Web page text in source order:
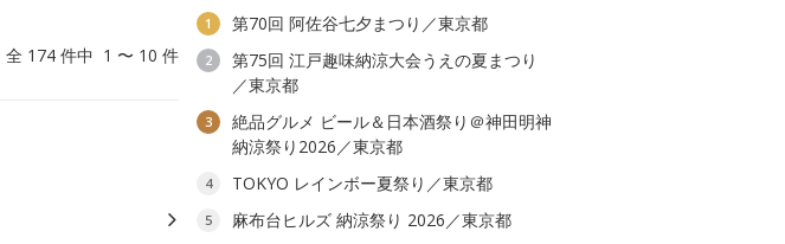
全 174 件中 1 〜 10 件
1 第70回 阿佐谷七夕まつり／東京都
2
第75回 江戸趣味納涼大会うえの夏まつり
／東京都
3
絶品グルメ ビール＆日本酒祭り＠神田明神
納涼祭り2026／東京都
4 TOKYO レインボー夏祭り／東京都
5
麻布台ヒルズ 納涼祭り 2026／東京都